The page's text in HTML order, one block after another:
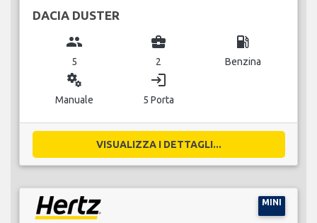
DACIA DUSTER
group
5
business_center
2
local_gas_station
Benzina
miscellaneous_services
Manuale
login
5 Porta
VISUALIZZA I DETTAGLI...
MINI